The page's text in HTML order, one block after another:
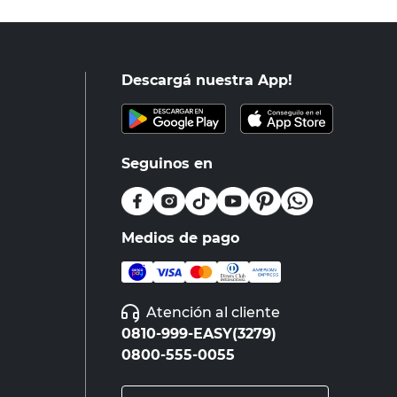
Descargá nuestra App!
Seguinos en
Medios de pago
Atención al cliente
0810-999-EASY(3279)
0800-555-0055